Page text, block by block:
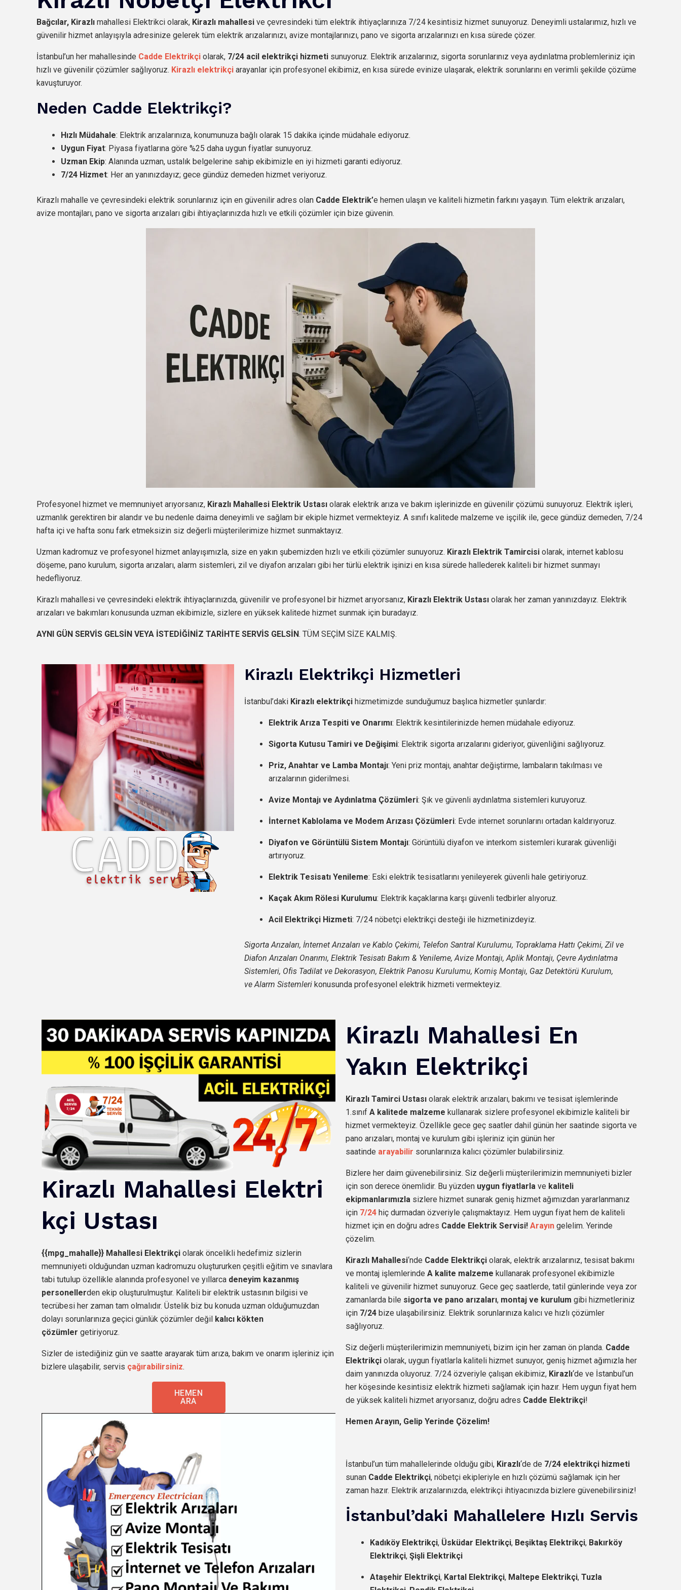
Bağcılar, Kirazlı mahallesi Elektrikci olarak, Kirazlı mahallesi ve çevresindeki tüm elektrik ihtiyaçlarınıza 7/24 kesintisiz hizmet sunuyoruz. Deneyimli ustalarımız, hızlı ve
güvenilir hizmet anlayışıyla adresinize gelerek tüm elektrik arızalarınızı, avize montajlarınızı, pano ve sigorta arızalarınızı en kısa sürede çözer.
İstanbul’un her mahallesinde Cadde Elektrikçi olarak, 7/24 acil elektrikçi hizmeti sunuyoruz. Elektrik arızalarınız, sigorta sorunlarınız veya aydınlatma problemleriniz için
hızlı ve güvenilir çözümler sağlıyoruz. Kirazlı elektrikçi arayanlar için profesyonel ekibimiz, en kısa sürede evinize ulaşarak, elektrik sorunlarını en verimli şekilde çözüme
kavuşturuyor.
Neden Cadde Elektrikçi?
Hızlı Müdahale: Elektrik arızalarınıza, konumunuza bağlı olarak 15 dakika içinde müdahale ediyoruz.
Uygun Fiyat: Piyasa fiyatlarına göre %25 daha uygun fiyatlar sunuyoruz.
Uzman Ekip: Alanında uzman, ustalık belgelerine sahip ekibimizle en iyi hizmeti garanti ediyoruz.
7/24 Hizmet: Her an yanınızdayız; gece gündüz demeden hizmet veriyoruz.
Kirazlı mahalle ve çevresindeki elektrik sorunlarınız için en güvenilir adres olan Cadde Elektrik’e hemen ulaşın ve kaliteli hizmetin farkını yaşayın. Tüm elektrik arızaları,
avize montajları, pano ve sigorta arızaları gibi ihtiyaçlarınızda hızlı ve etkili çözümler için bize güvenin.
Profesyonel hizmet ve memnuniyet arıyorsanız, Kirazlı Mahallesi Elektrik Ustası olarak elektrik arıza ve bakım işlerinizde en güvenilir çözümü sunuyoruz. Elektrik işleri,
uzmanlık gerektiren bir alandır ve bu nedenle daima deneyimli ve sağlam bir ekiple hizmet vermekteyiz. A sınıfı kalitede malzeme ve işçilik ile, gece gündüz demeden, 7/24
hafta içi ve hafta sonu fark etmeksizin siz değerli müşterilerimize hizmet sunmaktayız.
Uzman kadromuz ve profesyonel hizmet anlayışımızla, size en yakın şubemizden hızlı ve etkili çözümler sunuyoruz. Kirazlı Elektrik Tamircisi olarak, internet kablosu
döşeme, pano kurulum, sigorta arızaları, alarm sistemleri, zil ve diyafon arızaları gibi her türlü elektrik işinizi en kısa sürede hallederek kaliteli bir hizmet sunmayı
hedefliyoruz.
Kirazlı mahallesi ve çevresindeki elektrik ihtiyaçlarınızda, güvenilir ve profesyonel bir hizmet arıyorsanız, Kirazlı Elektrik Ustası olarak her zaman yanınızdayız. Elektrik
arızaları ve bakımları konusunda uzman ekibimizle, sizlere en yüksek kalitede hizmet sunmak için buradayız.
AYNI GÜN SERVİS GELSİN VEYA İSTEDİĞİNİZ TARİHTE SERVİS GELSİN. TÜM SEÇİM SİZE KALMIŞ.
Kirazlı Elektrikçi Hizmetleri
İstanbul’daki Kirazlı elektrikçihizmetimizde sunduğumuz başlıca hizmetler şunlardır:
Elektrik Arıza Tespiti ve Onarımı: Elektrik kesintilerinizde hemen müdahale ediyoruz.
Sigorta Kutusu Tamiri ve Değişimi: Elektrik sigorta arızalarını gideriyor, güvenliğini sağlıyoruz.
Priz, Anahtar ve Lamba Montajı: Yeni priz montajı, anahtar değiştirme, lambaların takılması ve
arızalarının giderilmesi.
Avize Montajı ve Aydınlatma Çözümleri: Şık ve güvenli aydınlatma sistemleri kuruyoruz.
İnternet Kablolama ve Modem Arızası Çözümleri: Evde internet sorunlarını ortadan kaldırıyoruz.
Diyafon ve Görüntülü Sistem Montajı: Görüntülü diyafon ve interkom sistemleri kurarak güvenliği
artırıyoruz.
Elektrik Tesisatı Yenileme: Eski elektrik tesisatlarını yenileyerek güvenli hale getiriyoruz.
Kaçak Akım Rölesi Kurulumu: Elektrik kaçaklarına karşı güvenli tedbirler alıyoruz.
Acil Elektrikçi Hizmeti: 7/24 nöbetçi elektrikçi desteği ile hizmetinizdeyiz.
Sigorta Arızaları, İnternet Arızaları ve Kablo Çekimi, Telefon Santral Kurulumu, Topraklama Hattı Çekimi, Zil ve
Diafon Arızaları Onarımı, Elektrik Tesisatı Bakım & Yenileme, Avize Montajı, Aplik Montajı, Çevre Aydınlatma
Sistemleri, Ofis Tadilat ve Dekorasyon, Elektrik Panosu Kurulumu, Korniş Montajı, Gaz Detektörü Kurulum,
ve Alarm Sistemlerikonusunda profesyonel elektrik hizmeti vermekteyiz.
Kirazlı Mahallesi Elektri
kçi Ustası
{{mpg_mahalle}} Mahallesi Elektrikçi olarak öncelikli hedefimiz sizlerin
memnuniyeti olduğundan uzman kadromuzu oluştururken çeşitli eğitim ve sınavlara
tabi tutulup özellikle alanında profesyonel ve yıllarca deneyim kazanmış
personellerden ekip oluşturulmuştur. Kaliteli bir elektrik ustasının bilgisi ve
tecrübesi her zaman tam olmalıdır. Üstelik biz bu konuda uzman olduğumuzdan
dolayı sorunlarınıza geçici günlük çözümler değil kalıcı kökten
çözümler getiriyoruz.
Sizler de istediğiniz gün ve saatte arayarak tüm arıza, bakım ve onarım işleriniz için
bizlere ulaşabilir, servis çağırabilirsiniz.
HEMEN
ARA
Kirazlı Mahallesi En
Yakın Elektrikçi
Kirazlı Tamirci Ustası olarak elektrik arızaları, bakımı ve tesisat işlemlerinde
1.sınıf A kalitede malzeme kullanarak sizlere profesyonel ekibimizle kaliteli bir
hizmet vermekteyiz. Özellikle gece geç saatler dahil günün her saatinde sigorta ve
pano arızaları, montaj ve kurulum gibi işleriniz için günün her
saatinde arayabilir sorunlarınıza kalıcı çözümler bulabilirsiniz.
Bizlere her daim güvenebilirsiniz. Siz değerli müşterilerimizin memnuniyeti bizler
için son derece önemlidir. Bu yüzden uygun fiyatlarla ve kaliteli
ekipmanlarımızla sizlere hizmet sunarak geniş hizmet ağımızdan yararlanmanız
için 7/24 hiç durmadan özveriyle çalışmaktayız. Hem uygun fiyat hem de kaliteli
hizmet için en doğru adres Cadde Elektrik Servisi! Arayın gelelim. Yerinde
çözelim.
Kirazlı Mahallesi‘nde Cadde Elektrikçi olarak, elektrik arızalarınız, tesisat bakımı
ve montaj işlemlerinde A kalite malzeme kullanarak profesyonel ekibimizle
kaliteli ve güvenilir hizmet sunuyoruz. Gece geç saatlerde, tatil günlerinde veya zor
zamanlarda bile sigorta ve pano arızaları, montaj ve kurulum gibi hizmetleriniz
için 7/24 bize ulaşabilirsiniz. Elektrik sorunlarınıza kalıcı ve hızlı çözümler
sağlıyoruz.
Siz değerli müşterilerimizin memnuniyeti, bizim için her zaman ön planda. Cadde
Elektrikçi olarak, uygun fiyatlarla kaliteli hizmet sunuyor, geniş hizmet ağımızla her
daim yanınızda oluyoruz. 7/24 özveriyle çalışan ekibimiz, Kirazlı‘de ve İstanbul’un
her köşesinde kesintisiz elektrik hizmeti sağlamak için hazır. Hem uygun fiyat hem
de yüksek kaliteli hizmet arıyorsanız, doğru adres Cadde Elektrikçi!
Hemen Arayın, Gelip Yerinde Çözelim!
İstanbul’un tüm mahallelerinde olduğu gibi, Kirazlı‘de de 7/24 elektrikçi hizmeti
sunan Cadde Elektrikçi, nöbetçi ekipleriyle en hızlı çözümü sağlamak için her
zaman hazır. Elektrik arızalarınızda, elektrikçi ihtiyacınızda bizlere güvenebilirsiniz!
İstanbul’daki Mahallelere Hızlı Servis
Kadıköy Elektrikçi, Üsküdar Elektrikçi, Beşiktaş Elektrikçi, Bakırköy
Elektrikçi, Şişli Elektrikçi
Ataşehir Elektrikçi, Kartal Elektrikçi, Maltepe Elektrikçi, Tuzla